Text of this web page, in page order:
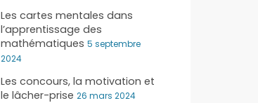
Les cartes mentales dans
l’apprentissage des
mathématiques 5 septembre
2024
Les concours, la motivation et
le lâcher-prise 26 mars 2024